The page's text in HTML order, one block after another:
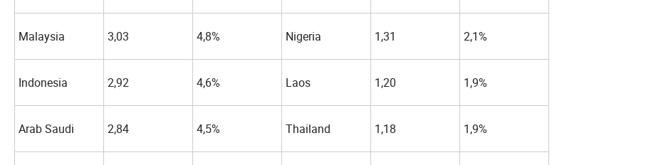
Malaysia 3,03 4,8% Nigeria 1,31 2,1%
Indonesia 2,92 4,6% Laos 1,20 1,9%
Arab Saudi 2,84 4,5% Thailand 1,18 1,9%